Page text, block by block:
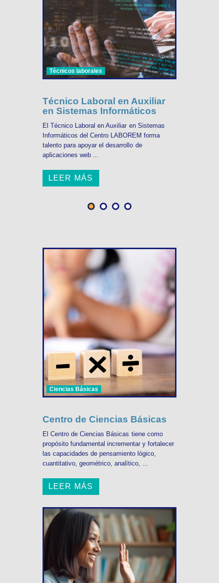
Técnicos laborales
Técnico Laboral en Auxiliar
en Sistemas Informáticos
El Técnico Laboral en Auxiliar en Sistemas
Informáticos del Centro LABOREM forma
talento para apoyar el desarrollo de
aplicaciones web ...
LEER MÁS
Ciencias Básicas
Centro de Ciencias Básicas
El Centro de Ciencias Básicas tiene como
propósito fundamental incrementar y fortalecer
las capacidades de pensamiento lógico,
cuantitativo, geométrico, analítico, ...
LEER MÁS